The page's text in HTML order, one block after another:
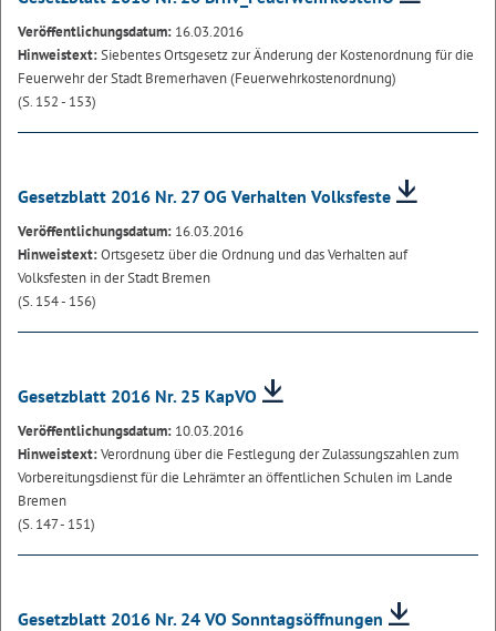
Veröffentlichungsdatum: 16.03.2016
Hinweistext:Siebentes Ortsgesetz zur Änderung der Kostenordnung für die
Feuerwehr der Stadt Bremerhaven (Feuerwehrkostenordnung)
(S. 152 - 153)
Gesetzblatt 2016 Nr. 27 OG Verhalten Volksfeste
Veröffentlichungsdatum: 16.03.2016
Hinweistext:Ortsgesetz über die Ordnung und das Verhalten auf
Volksfesten in der Stadt Bremen
(S. 154 - 156)
Gesetzblatt 2016 Nr. 25 KapVO
Veröffentlichungsdatum: 10.03.2016
Hinweistext:Verordnung über die Festlegung der Zulassungszahlen zum
Vorbereitungsdienst für die Lehrämter an öffentlichen Schulen im Lande
Bremen
(S. 147 - 151)
Gesetzblatt 2016 Nr. 24 VO Sonntagsöffnungen